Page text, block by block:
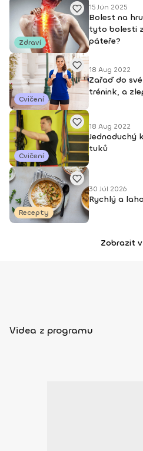
Zdraví
15 Jún 2025
Bolest na
tyto bolesti
páteře?
Cvičení
18 Aug 2022
Zařaď do
trénink, a
Cvičení
18 Aug 2022
Jednoduchý
tuků
Recepty
30 Júl 2026
Rychlý a
Zobrazit
Videa z programu